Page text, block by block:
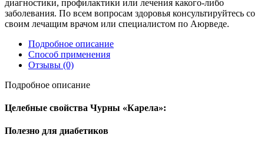
диагностики, профилактики или лечения какого-либо
заболевания. По всем вопросам здоровья консультируйтесь со
своим лечащим врачом или специалистом по Аюрведе.
Подробное описание
Способ применения
Отзывы (0)
Подробное описание
Целебные свойства Чурны «Карела»:
Полезно для диабетиков